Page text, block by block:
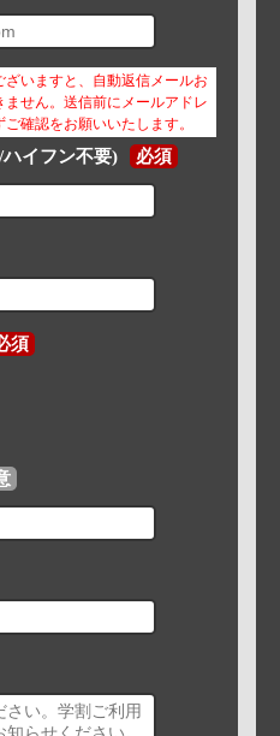
ざいますと、自動返信メールお
ません。送信前にメールアドレ
確認をお願いいたします。
イフン不要) 必須
須